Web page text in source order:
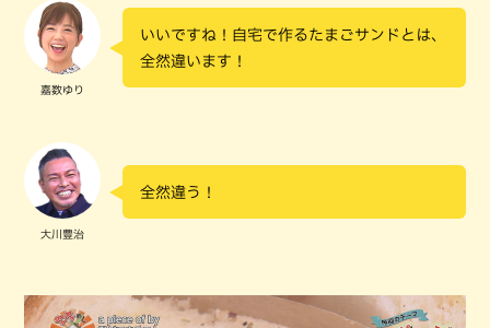
嘉数ゆり
いいですね！自宅で作るたまごサンドとは、
全然違います！
大川豊治
全然違う！